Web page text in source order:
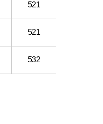
521
521
532